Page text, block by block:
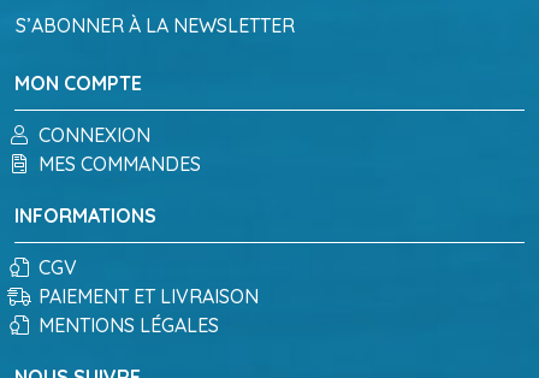
S’ABONNER À LA NEWSLETTER
MON COMPTE
CONNEXION
MES COMMANDES
INFORMATIONS
CGV
PAIEMENT ET LIVRAISON
MENTIONS LÉGALES